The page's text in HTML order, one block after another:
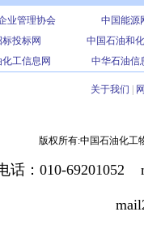
业管理协会
中国能源
投标网
中国石油和
工信息网 中华石油信
关于我们
版权所有:中国石油化工
话：010-69201052